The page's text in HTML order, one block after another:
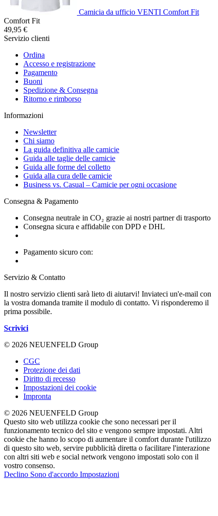
Camicia da ufficio VENTI Comfort Fit
Comfort Fit
49,95 €
Servizio clienti
Ordina
Accesso e registrazione
Pagamento
Buoni
Spedizione & Consegna
Ritorno e rimborso
Informazioni
Newsletter
Chi siamo
La guida definitiva alle camicie
Guida alle taglie delle camicie
Guida alle forme del colletto
Guida alla cura delle camicie
Business vs. Casual – Camicie per ogni occasione
Consegna & Pagamento
Consegna neutrale in CO₂ grazie ai nostri partner di trasporto
Consegna sicura e affidabile con DPD e DHL
Pagamento sicuro con:
Servizio & Contatto
Il nostro servizio clienti sarà lieto di aiutarvi! Inviateci un'e-mail con
la vostra domanda tramite il modulo di contatto. Vi risponderemo il
prima possibile.
Scrivici
© 2026 NEUENFELD Group
CGC
Protezione dei dati
Diritto di recesso
Impostazioni dei cookie
Impronta
© 2026 NEUENFELD Group
Questo sito web utilizza cookie che sono necessari per il
funzionamento tecnico del sito e vengono sempre impostati. Altri
cookie che hanno lo scopo di aumentare il comfort durante l'utilizzo
di questo sito web, servire pubblicità diretta o facilitare l'interazione
con altri siti web e social network vengono impostati solo con il
vostro consenso.
Declino Sono d'accordo Impostazioni